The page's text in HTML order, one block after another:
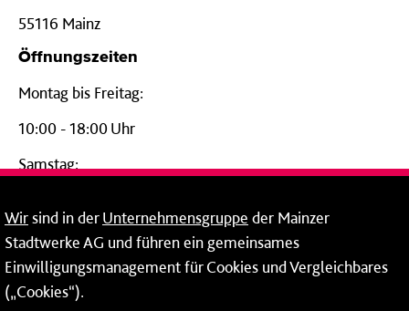
55116 Mainz
Öffnungszeiten
Montag bis Freitag:
10:00 - 18:00 Uhr
Samstag:
24-Stunden-Telefon*
06131 – 12 77 77
Fax: 06131 – 12 66 66
Wirsind in derUnternehmensgruppe der Mainzer
Stadtwerke AG und führen ein gemeinsames
Einwilligungsmanagement für Cookies und Vergleichbares
(„Cookies“).